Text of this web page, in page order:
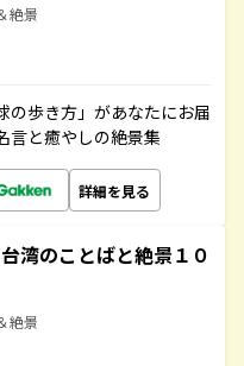
絶景
の歩き方」があなたにお届
言と癒やしの絶景集
詳細を見る
湾のことばと絶景１０
絶景